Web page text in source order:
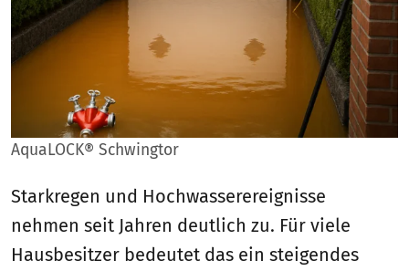
AquaLOCK® Schwingtor
Starkregen und Hochwasserereignisse
nehmen seit Jahren deutlich zu. Für viele
Hausbesitzer bedeutet das ein steigendes